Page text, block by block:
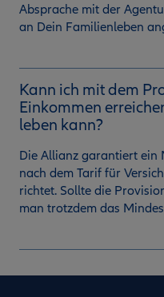
Absprache mit der
an Dein Familienleben
Kann ich mit dem
Einkommen
leben kann?
Die Allianz garantiert ein
nach dem Tarif für
richtet. Sollte die
man trotzdem das